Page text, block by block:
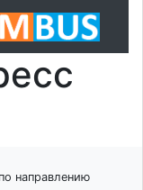
направлению